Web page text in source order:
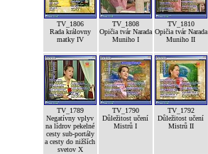
TV_1806
Rada královny
matky IV
TV_1808
Opičia tvár Narada
Muniho I
TV_1810
Opičia tvár Narada
Muniho II
TV_1789
Negatívny vplyv
na lídrov pekelné
cesty sub-portály
a cesty do nižších
svetov X
TV_1790
Důležitost učení
Mistrů I
TV_1792
Důležitost učení
Mistrů II